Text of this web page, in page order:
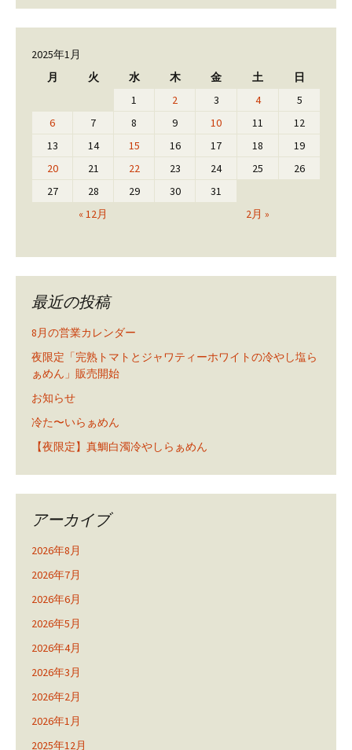
2025年1月
月
火 水 木 金 土 日
« 12月 2月 »
1 2 3 4
5
6
7 8 9 10 11
12
13
14 15 16 17 18
19
20
21 22 23 24 25
26
27
28 29 30 31
最近の投稿
8月の営業カレンダー
夜限定「完熟トマトとジャワティーホワイトの冷やし塩ら
ぁめん」販売開始
お知らせ
冷た〜いらぁめん
【夜限定】真鯛白濁冷やしらぁめん
アーカイブ
2026年8月
2026年7月
2026年6月
2026年5月
2026年4月
2026年3月
2026年2月
2026年1月
2025年12月